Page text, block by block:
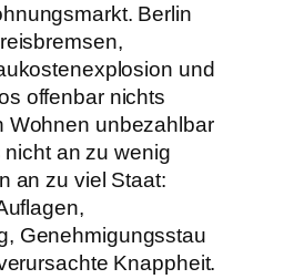
Berlin
und
offenbar nichts
Wohnen unbezahlbar
nicht an zu wenig
an zu viel Staat:
Genehmigungsstau
Knappheit.